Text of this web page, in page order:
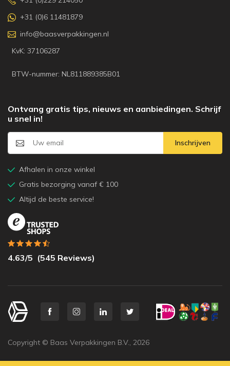
+31 (0)6 11481879
info@baasverpakkingen.nl
KvK: 37106287
BTW-nummer: NL811889385B01
Ontvang gratis tips, nieuws en aanbiedingen. Schrijf
u snel in!
Inschrijven
Afhalen in onze winkel
Gratis bezorging vanaf € 100
Altijd de beste service!
4.63/5 (545 Reviews)
Copyright © Baas Verpakkingen B.V., 2026